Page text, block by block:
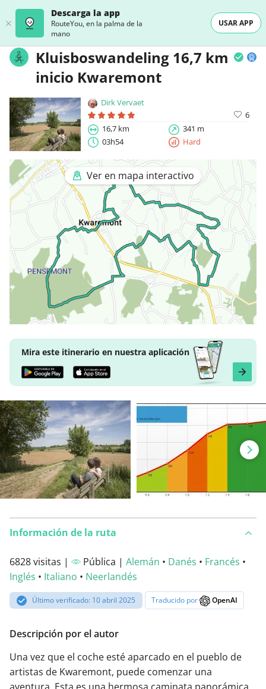
Descarga la app
RouteYou, en la palma de la
mano
USAR APP
Kluisboswandeling 16,7 km
inicio Kwaremont
Dirk Vervaet
6
16,7 km
341 m
03h54
Hard
Ver en mapa interactivo
Mira este itinerario en nuestra aplicación
Información de la ruta
6828 visitas | Pública | Alemán • Danés • Francés •
Inglés • Italiano • Neerlandés
Último verificado: 10 abril 2025 Traducido por OpenAI
Descripción por el autor
Una vez que el coche esté aparcado en el pueblo de
artistas de Kwaremont, puede comenzar una
aventura. Esta es una hermosa caminata panorámica